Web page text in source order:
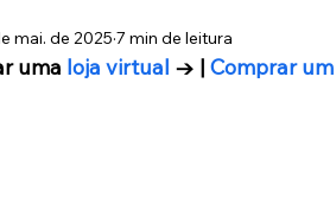
mai. de 2025 7 min de leitura
uma loja virtual → | Comprar